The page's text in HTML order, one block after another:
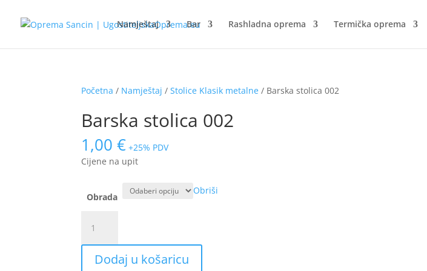
Namještaj Bar Rashladna oprema Termička oprema
Početna / Namještaj /Stolice Klasik metalne / Barska stolica 002
Barska stolica 002
1,00€ +25% PDV
Cijene na upit
Obrada
Obriši
stolica
002
količina
Dodaj u košaricu